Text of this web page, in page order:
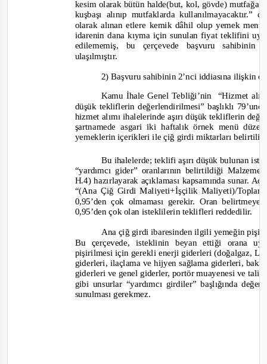
kesim olarak bütün halde(but, kol, gövde) mutfağa
kuşbaşı alınıp mutfaklarda
olarak alınan etlere kemik dâhil olup yemek
idarenin dana kıyma için sunulan fiyat teklifini
edilememiş, bu çerçevede başvuru sahibinin
ulaşılmıştır.
2) Başvuru sahibinin 2’nci iddiasına ilişkin
Kamu İhale Genel Tebliği’nin
“Hizmet
düşük tekliflerin değerlendirilmesi” başlıklı
hizmet alımı ihalelerinde aşırı düşük tekliflerin
şartnamede asgari iki haftalık örnek menü
yemeklerin içerikleri ile çiğ girdi miktarları belirtili
Bu ihalelerde; teklifi aşırı düşük bulunan
“yardımcı gider” oranlarının belirtildiği
H.4) hazırlayarak açıklaması kapsamında sunar.
“(Ana Çiğ Girdi Maliyeti+İşçilik Maliyeti)/Toplam
0,95’den çok olmaması gerekir. Oran
0,95’den çok olan isteklilerin teklifleri reddedilir.
Ana çiğ girdi ibaresinden ilgili yemeğin
Bu çerçevede, isteklinin beyan ettiği orana
pişirilmesi için gerekli enerji giderleri (doğalgaz,
giderleri, ilaçlama ve hijyen sağlama giderleri,
giderleri ve genel giderler, portör muayenesi ve tali
gibi unsurlar “yardımcı girdiler” başlığında
sunulması gerekmez.